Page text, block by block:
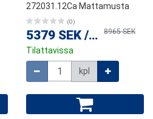
272031.12Ca Mattamusta
(0)
5379 SEK / kpl8965 SEK
Tilattavissa
kpl